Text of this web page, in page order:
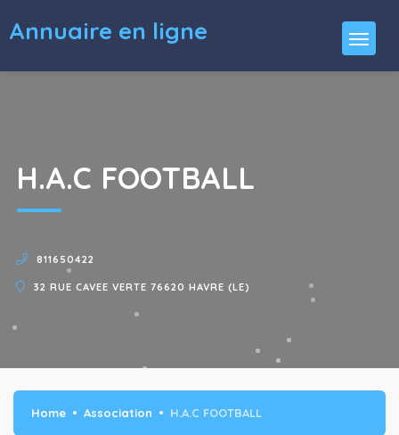
Annuaire en ligne
H.A.C FOOTBALL
811650422
32 RUE CAVEE VERTE 76620 HAVRE (LE)
Home Association H.A.C FOOTBALL